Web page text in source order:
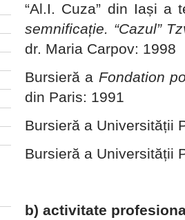
“Al.I. Cuza” din Iași
semnificație. “Cazul”
dr. Maria Carpov: 1998
Bursieră a Fondation
din Paris: 1991
Bursieră a Universității
Bursieră a Universității
b) activitate